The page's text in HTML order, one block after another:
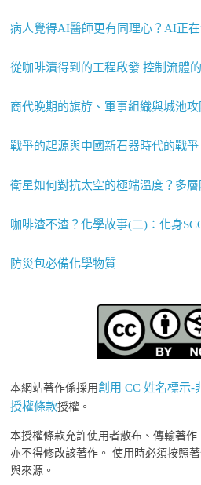
病人覺得AI醫師更有同理心？AI正在
從咖啡漬得到的工程啟發 控制流體
商代晚期的旗斿、軍事組織與城池攻
戰爭的起源與中國新石器時代的戰爭
衛星如何對抗太空的極端溫度？多
咖啡渣不渣？化學故事(二)：化身
防災包必備化學物質
本網站著作係採用創用 CC 姓名標示-
授權條款授權。
本授權條款允許使用者散布、傳輸著作
亦不得修改該著作。 使用時必須按照
與來源。